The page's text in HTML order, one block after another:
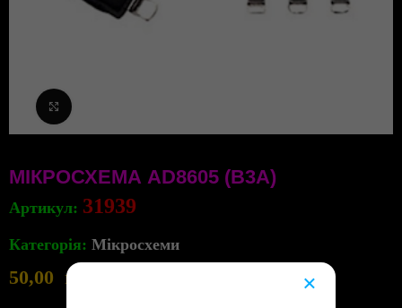
МІКРОСХЕМА AD8605 (B3A)
Артикул: 31939
Категорія: Мікросхеми
50,00 грн ×